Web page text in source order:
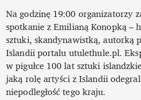
Na godzinę 19:00 organizatorzy
spotkanie z Emilianą Konopką –
sztuki, skandynawistką, autorką
Islandii portalu utulethule.pl.
w pigułce 100 lat sztuki
jaką rolę artyści z Islandii
niepodległość tego kraju.